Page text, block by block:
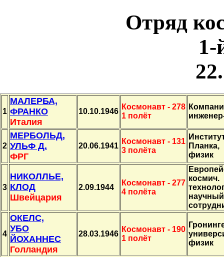
Отряд
1-
1
МАЛЕРБА,
ФРАНКО
Италия
10.10.1946
Космонавт - 278
1 полёт
2
МЕРБОЛЬД,
УЛЬФ Д.
ФРГ
20.06.1941
Космонавт - 131
3 полёта
Планка,
физик
3
НИКОЛЛЬЕ,
КЛОД
Швейцария
2.09.1944
Космонавт - 277
4 полёта
космич.
научный
4
ОКЕЛС,
УБО
ЙОХАННЕС
Голландия
28.03.1946
Космонавт - 190
1 полёт
физик